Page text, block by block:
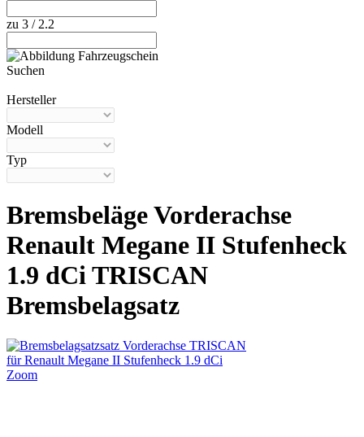
zu 3 / 2.2
Suchen
Hersteller
Modell
Typ
Bremsbeläge Vorderachse
Renault Megane II Stufenheck
1.9 dCi TRISCAN
Bremsbelagsatz
Zoom